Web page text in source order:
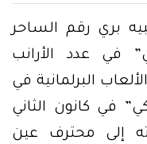
بري رقم الساحر
في عدد الأرانب
البرلمانية في
ميكي” في كانون الثاني
إلى محترف عين